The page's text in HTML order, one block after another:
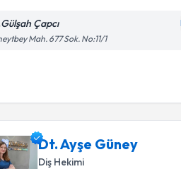
Çapcı
Mah. 677 Sok. No:11/1
Dt. Ayşe Güney
Diş Hekimi